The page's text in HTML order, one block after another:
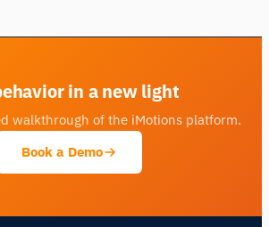
in a new light
walkthrough of the iMotions platform.
Book a Demo